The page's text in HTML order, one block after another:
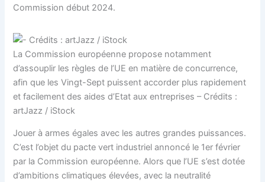
Commission début 2024.
La Commission européenne propose notamment
d’assouplir les règles de l’UE en matière de concurrence,
afin que les Vingt-Sept puissent accorder plus rapidement
et facilement des aides d’Etat aux entreprises – Crédits :
artJazz / iStock
Jouer à armes égales avec les autres grandes puissances.
C’est l’objet du pacte vert industriel annoncé le 1er février
par la Commission européenne. Alors que l’UE s’est dotée
d’ambitions climatiques élevées, avec la neutralité